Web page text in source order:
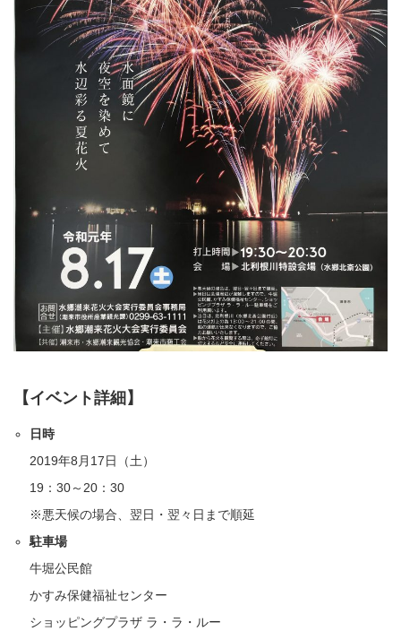
【イベント詳細】
日時
2019年8月17日（土）
19：30～20：30
※悪天候の場合、翌日・翌々日まで順延
駐車場
牛堀公民館
かすみ保健福祉センター
ショッピングプラザ ラ・ラ・ルー